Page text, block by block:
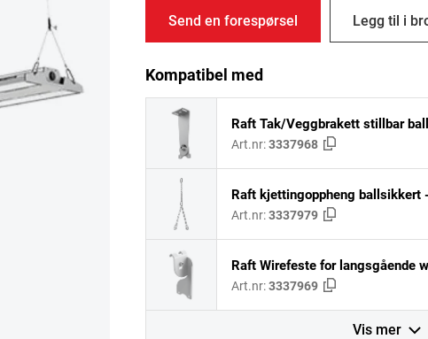
Send en forespørsel Legg til i
Kompatibel med
Raft Tak/Veggbrakett stillbar
Art.nr:3337968
Raft kjettingoppheng ballsikkert
Art.nr:3337979
Raft Wirefeste for langsgående
Art.nr:3337969
Vis mer